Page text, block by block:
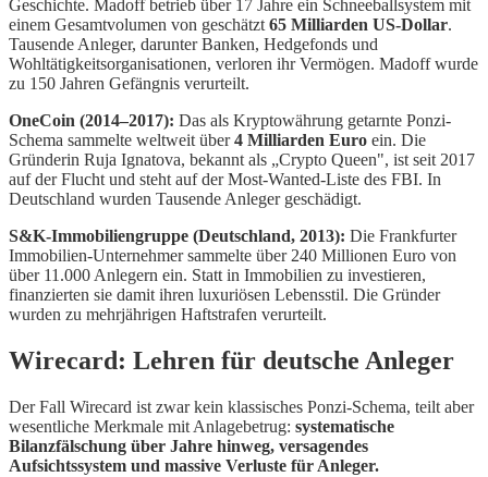
Geschichte. Madoff betrieb über 17 Jahre ein Schneeballsystem mit
einem Gesamtvolumen von geschätzt65 Milliarden US-Dollar.
Tausende Anleger, darunter Banken, Hedgefonds und
Wohltätigkeitsorganisationen, verloren ihr Vermögen. Madoff wurde
zu 150 Jahren Gefängnis verurteilt.
OneCoin (2014–2017): Das als Kryptowährung getarnte Ponzi-
Schema sammelte weltweit über4 Milliarden Euro ein. Die
Gründerin Ruja Ignatova, bekannt als „Crypto Queen", ist seit 2017
auf der Flucht und steht auf der Most-Wanted-Liste des FBI. In
Deutschland wurden Tausende Anleger geschädigt.
S&K-Immobiliengruppe (Deutschland, 2013): Die Frankfurter
Immobilien-Unternehmer sammelte über 240 Millionen Euro von
über 11.000 Anlegern ein. Statt in Immobilien zu investieren,
finanzierten sie damit ihren luxuriösen Lebensstil. Die Gründer
wurden zu mehrjährigen Haftstrafen verurteilt.
Wirecard: Lehren für deutsche Anleger
Der Fall Wirecard ist zwar kein klassisches Ponzi-Schema, teilt aber
wesentliche Merkmale mit Anlagebetrug: systematische
Bilanzfälschung über Jahre hinweg, versagendes
Aufsichtssystem und massive Verluste für Anleger.